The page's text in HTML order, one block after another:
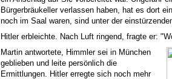
Bürgerbräukeller verlassen haben, hat es dort
noch im Saal waren, sind unter der
Hitler erbleichte. Nach Luft ringend, fragte er:
Martin antwortete, Himmler sei in München
geblieben und leite persönlich die
Ermittlungen. Hitler erregte sich noch mehr